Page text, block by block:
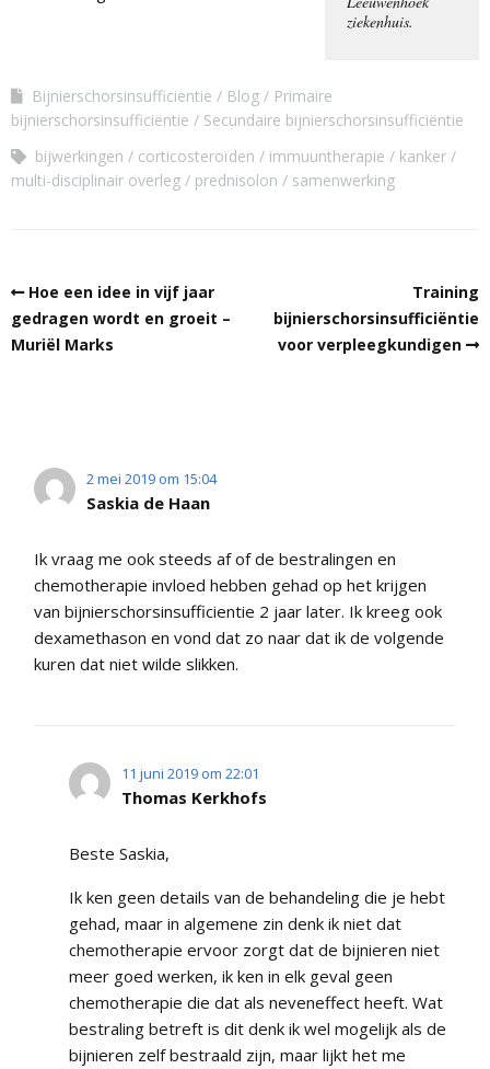
ziekenhuis.
Bijnierschorsinsufficientie Blog
Primaire
bijnierschorsinsufficiëntie
Secundaire bijnierschorsinsufficiëntie
bijwerkingen
corticosteroïden immuuntherapie
kanker
multi-disciplinair overleg
prednisolon samenwerking
Hoe een idee in vijf jaar
gedragen wordt en groeit –
Muriël Marks
Training
bijnierschorsinsufficiëntie
voor verpleegkundigen
2 mei 2019 om 15:04
Saskia de Haan
Ik vraag me ook steeds af of de bestralingen en
chemotherapie invloed hebben gehad op het krijgen
van bijnierschorsinsufficientie 2 jaar later. Ik kreeg ook
dexamethason en vond dat zo naar dat ik de volgende
kuren dat niet wilde slikken.
11 juni 2019 om 22:01
Thomas Kerkhofs
Beste Saskia,
Ik ken geen details van de behandeling die je hebt
gehad, maar in algemene zin denk ik niet dat
chemotherapie ervoor zorgt dat de bijnieren niet
meer goed werken, ik ken in elk geval geen
chemotherapie die dat als neveneffect heeft. Wat
bestraling betreft is dit denk ik wel mogelijk als de
bijnieren zelf bestraald zijn, maar lijkt het me